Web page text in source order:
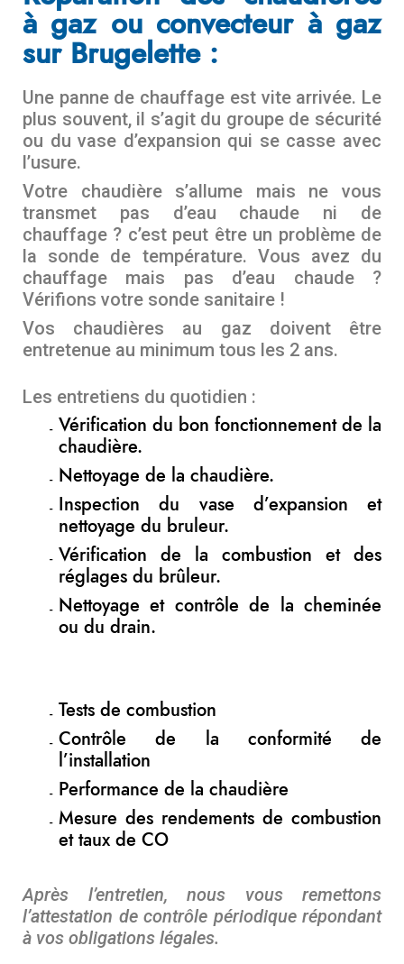
à gaz ou convecteur à gaz
sur Brugelette :
Une panne de chauffage est vite arrivée. Le
plus souvent, il s’agit du groupe de sécurité
ou du vase d’expansion qui se casse avec
l’usure.
Votre chaudière s’allume mais ne vous
transmet pas d’eau chaude ni de
chauffage ? c’est peut être un problème de
la sonde de température. Vous avez du
chauffage mais pas d’eau chaude ?
Vérifions votre sonde sanitaire !
Vos chaudières au gaz doivent être
entretenue au minimum tous les 2 ans.
Les entretiens du quotidien :
Vérification du bon fonctionnement de la
chaudière.
Nettoyage de la chaudière.
Inspection du vase d’expansion et
nettoyage du bruleur.
Vérification de la combustion et des
réglages du brûleur.
Nettoyage et contrôle de la cheminée
ou du drain.
Tests de combustion
Contrôle de la conformité de
l’installation
Performance de la chaudière
Mesure des rendements de combustion
et taux de CO
Après l’entretien, nous vous remettons
l’attestation de contrôle périodique répondant
à vos obligations légales.